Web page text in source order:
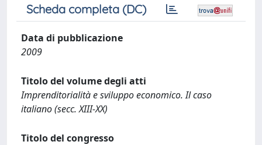
Scheda completa (DC)
Data di pubblicazione
2009
Titolo del volume degli atti
Imprenditorialità e sviluppo economico. Il caso
italiano (secc. XIII-XX)
Titolo del congresso